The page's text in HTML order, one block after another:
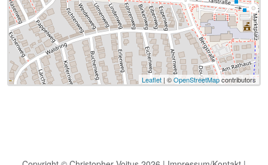
Leaflet | ©OpenStreetMapcontributors